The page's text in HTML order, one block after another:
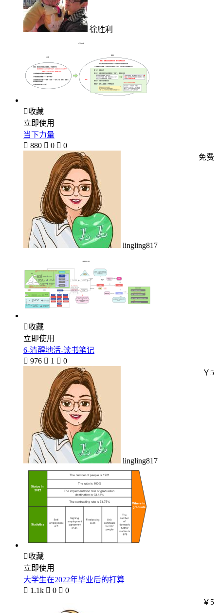
徐胜利
收藏
立即使用
当下力量
 880  0  0
lingling817
免费
收藏
立即使用
6-清醒地活-读书笔记
 976  1  0
lingling817
￥5
收藏
立即使用
大学生在2022年毕业后的打算
 1.1k  0  0
￥5